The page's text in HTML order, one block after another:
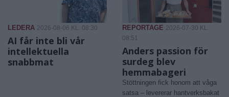
LEDERA 2026-08-06 KL. 08:30
AI får inte bli vår
intellektuella
snabbmat
REPORTAGE 2026-07-30 KL.
08:51
Anders passion för
surdeg blev
hemmabageri
Stöttningen fick honom att våga
satsa – levererar hantverksbakat